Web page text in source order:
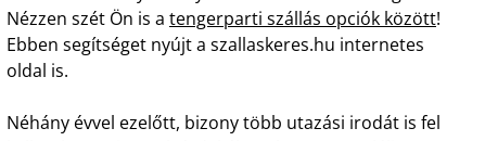
Nézzen szét Ön is a tengerparti szállás opciók között!
Ebben segítséget nyújt a szallaskeres.hu internetes
oldal is.
Néhány évvel ezelőtt, bizony több utazási irodát is fel